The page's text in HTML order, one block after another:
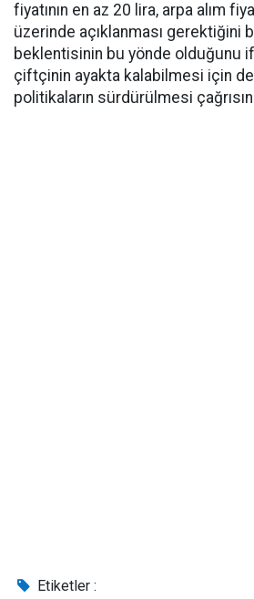
fiyatının en az 20 lira, arpa alım
üzerinde açıklanması gerektiğini
beklentisinin bu yönde olduğunu
çiftçinin ayakta kalabilmesi için
politikaların sürdürülmesi
Etiketler :